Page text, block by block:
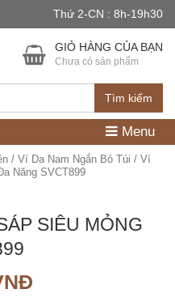
Thứ 2-CN : 8h-19h30
Tìm kiếm
GIỎ HÀNG CỦA BẠN
Chưa có sản phẩm
Menu
/ Ví Da Nam Ngắn Bỏ Túi / Ví
Năng SVCT899
SIÊU MỎNG